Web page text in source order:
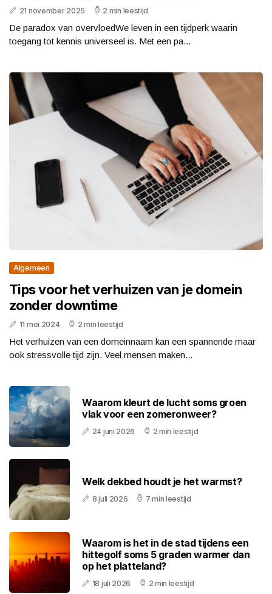
21 november 2025 2 min leestijd
De paradox van overvloedWe leven in een tijdperk waarin
toegang tot kennis universeel is. Met een pa...
Algemeen
Tips voor het verhuizen van je domein
zonder downtime
11 mei 2024 2 min leestijd
Het verhuizen van een domeinnaam kan een spannende maar
ook stressvolle tijd zijn. Veel mensen maken...
Waarom kleurt de lucht soms groen
vlak voor een zomeronweer?
24 juni 2026 2 min leestijd
Welk dekbed houdt je het warmst?
8 juli 2026 7 min leestijd
Waarom is het in de stad tijdens een
hittegolf soms 5 graden warmer dan
op het platteland?
18 juli 2026 2 min leestijd